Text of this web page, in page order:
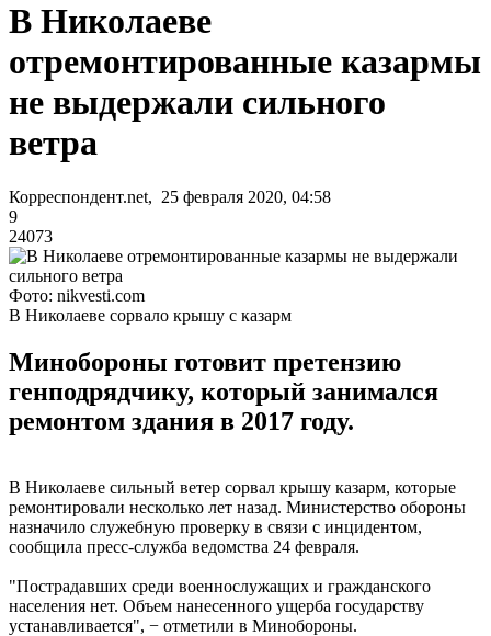
В Николаеве
отремонтированные казармы
не выдержали сильного
ветра
Корреспондент.net, 25 февраля 2020, 04:58
9
24073
Фото: nikvesti.com
В Николаеве сорвало крышу с казарм
Минобороны готовит претензию
генподрядчику, который занимался
ремонтом здания в 2017 году.
В Николаеве сильный ветер сорвал крышу казарм, которые
ремонтировали несколько лет назад. Министерство обороны
назначило служебную проверку в связи с инцидентом,
сообщила пресс-служба ведомства 24 февраля.
"Пострадавших среди военнослужащих и гражданского
населения нет. Объем нанесенного ущерба государству
устанавливается", − отметили в Минобороны.